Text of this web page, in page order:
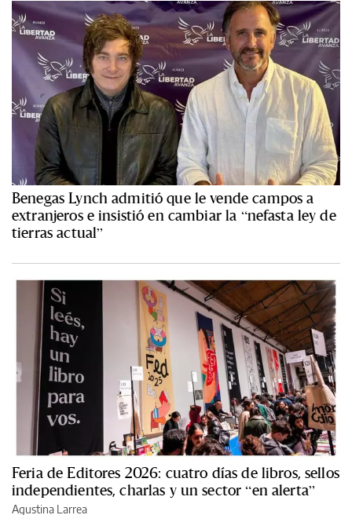
Benegas Lynch admitió que le vende campos a
extranjeros e insistió en cambiar la “nefasta ley de
tierras actual”
Feria de Editores 2026: cuatro días de libros, sellos
independientes, charlas y un sector “en alerta”
Agustina Larrea